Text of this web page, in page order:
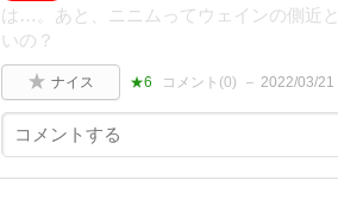
は…。あと、ニニムってウェインの側近
いの？
ナイス ★6 コメント(0) 2022/03/21